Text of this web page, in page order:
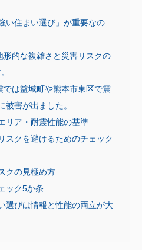
い住まい選び」が重要なの
形的な複雑さと災害リスクの
益城町や熊本市東区で震
被害が出ました。
リア・耐震性能の基準
スクを避けるためのチェック
クの見極め方
ック5か条
選びは情報と性能の両立が大